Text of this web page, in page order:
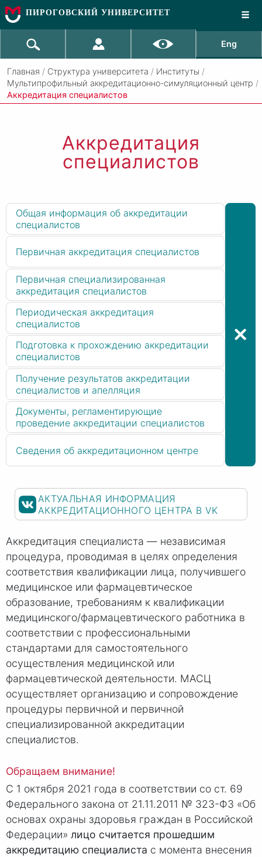
ПИРОГОВСКИЙ УНИВЕРСИТЕТ
Eng
Главная / Структура университета / Институты /
Мультипрофильный аккредитационно-симуляционный центр /
Аккредитация специалистов
Аккредитация
специалистов
Общая информация об аккредитации
специалистов
Первичная аккредитация специалистов
Первичная специализированная
аккредитация специалистов
Периодическая аккредитация
специалистов
Подготовка к прохождению аккредитации
специалистов
Получение результатов аккредитации
специалистов и апелляция
Документы, регламентирующие
проведение аккредитации специалистов
Сведения об аккредитационном центре
АКТУАЛЬНАЯ ИНФОРМАЦИЯ
АККРЕДИТАЦИОННОГО ЦЕНТРА В VK
Аккредитация специалиста — независимая
процедура, проводимая в целях определения
соответствия квалификации лица, получившего
медицинское или фармацевтическое
образование, требованиям к квалификации
медицинского/фармацевтического работника в
соответствии с профессиональными
стандартами для самостоятельного
осуществления медицинской или
фармацевтической деятельности. МАСЦ
осуществляет организацию и сопровождение
процедуры первичной и первичной
специализированной аккредитации
специалистов.
Обращаем внимание!
С 1 октября 2021 года в соответствии со ст. 69
Федерального закона от 21.11.2011 № 323-ФЗ «Об
основах охраны здоровья граждан в Российской
Федерации» лицо считается прошедшим
аккредитацию специалиста с момента внесения